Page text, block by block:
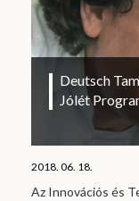
Deutsch
Jólét
2018. 06. 18.
Az Innovációs és